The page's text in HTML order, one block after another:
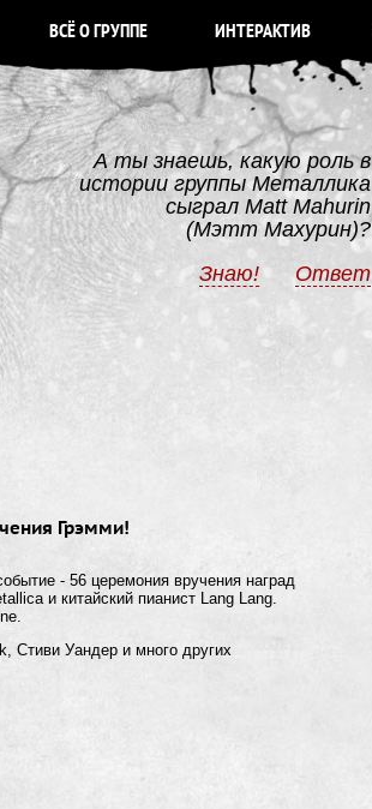
ВСЁ О ГРУППЕ ИНТЕРАКТИВ
А ты знаешь, какую роль в
истории группы Металлика
сыграл Matt Mahurin
(Мэтт Махурин)?
Знаю!
Ответ
Грэмми!
- 56 церемония вручения наград
и китайский пианист Lang Lang.
Стиви Уандер и много других